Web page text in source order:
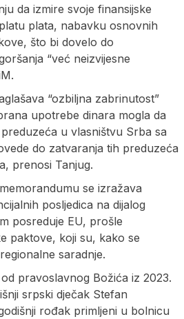
da izmire svoje finansijske
plata, nabavku osnovnih
što bi dovelo do
“već neizvijesne
“ozbiljna zabrinutost”
upotrebe dinara mogla da
u vlasništvu Srba sa
do zatvaranja tih preduzeća
prenosi Tanjug.
se izražava
posljedica na dijalog
posreduje EU, prošle
paktove, koji su, kako se
saradnje.
pravoslavnog Božića iz 2023.
srpski dječak Stefan
rođak primljeni u bolnicu